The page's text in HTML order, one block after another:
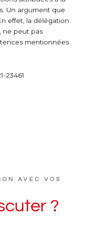
Un argument que
effet, la délégation
ne peut pas
mentionnées
23461
AVEC VOS
cuter ?